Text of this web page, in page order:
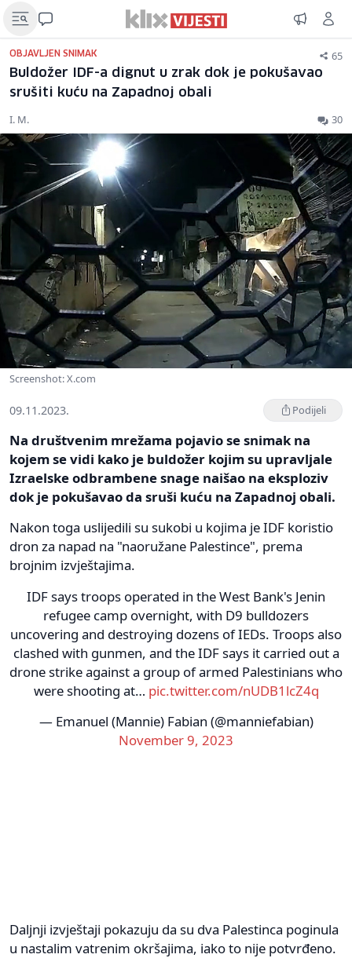
OBJAVLJEN SNIMAK 65
Buldožer IDF-a dignut u zrak dok je pokušavao
srušiti kuću na Zapadnoj obali
I. M. 30
Screenshot: X.com
09.11.2023. Podijeli
Na društvenim mrežama pojavio se snimak na
kojem se vidi kako je buldožer kojim su upravljale
Izraelske odbrambene snage naišao na eksploziv
dok je pokušavao da sruši kuću na Zapadnoj obali.
Nakon toga uslijedili su sukobi u kojima je IDF koristio
dron za napad na "naoružane Palestince", prema
brojnim izvještajima.
IDF says troops operated in the West Bank's Jenin
refugee camp overnight, with D9 bulldozers
uncovering and destroying dozens of IEDs. Troops also
clashed with gunmen, and the IDF says it carried out a
drone strike against a group of armed Palestinians who
were shooting at… pic.twitter.com/nUDB1lcZ4q
— Emanuel (Mannie) Fabian (@manniefabian)
November 9, 2023
Daljnji izvještaji pokazuju da su dva Palestinca poginula
u nastalim vatrenim okršajima, iako to nije potvrđeno.